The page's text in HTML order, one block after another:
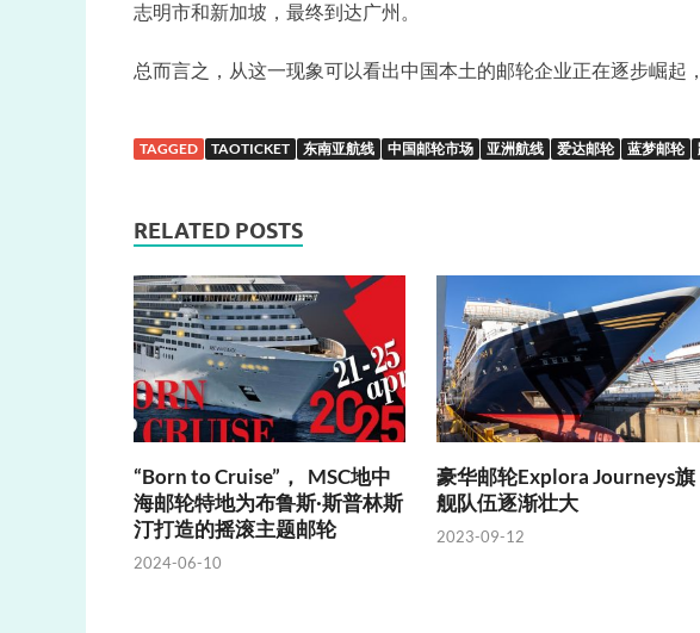
志明市和新加坡，最终到达广州。
总而言之，从这一现象可以看出中国本土的邮轮企业正在逐步崛起
TAGGED TAOTICKET 东南亚航线 中国邮轮市场 亚洲航线 爱达邮轮 蓝梦邮轮
RELATED POSTS
“Born to Cruise”， MSC地中
海邮轮特地为布鲁斯·斯普林斯
汀打造的摇滚主题邮轮
2024-06-10
豪华邮轮Explora Journeys旗
舰队伍逐渐壮大
2023-09-12